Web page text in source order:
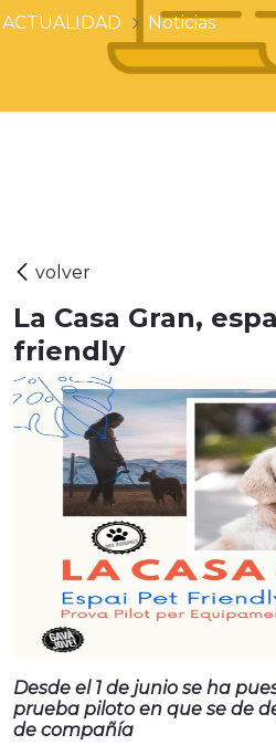
ACTUALIDAD Noticias
La Casa Gran,
friendly
Desde el 1 de junio se ha
prueba piloto en que se de
de compañía